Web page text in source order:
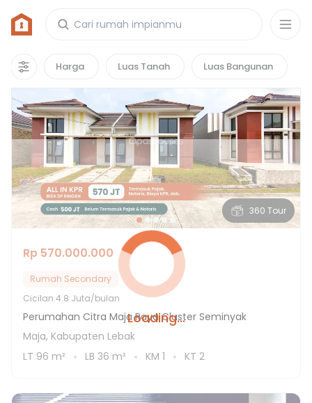
Harga Luas Tanah Luas Bangunan
Loading...
Rumah di Citra Maja Raya
2properti
360 Tour
Hot Deals
Rp 570.000.000
Rumah Secondary
Cicilan 4.8 Juta/bulan
Perumahan Citra Maja Raya Cluster Seminyak
Maja, Kabupaten Lebak
LT 96 m² LB 36 m² KM 1 KT 2